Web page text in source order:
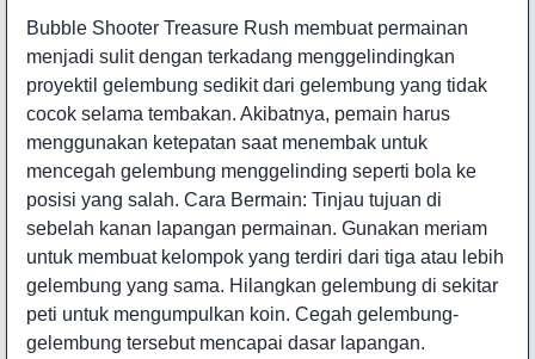
Bubble Shooter Treasure Rush membuat permainan
menjadi sulit dengan terkadang menggelindingkan
proyektil gelembung sedikit dari gelembung yang tidak
cocok selama tembakan. Akibatnya, pemain harus
menggunakan ketepatan saat menembak untuk
mencegah gelembung menggelinding seperti bola ke
posisi yang salah. Cara Bermain: Tinjau tujuan di
sebelah kanan lapangan permainan. Gunakan meriam
untuk membuat kelompok yang terdiri dari tiga atau lebih
gelembung yang sama. Hilangkan gelembung di sekitar
peti untuk mengumpulkan koin. Cegah gelembung-
gelembung tersebut mencapai dasar lapangan.